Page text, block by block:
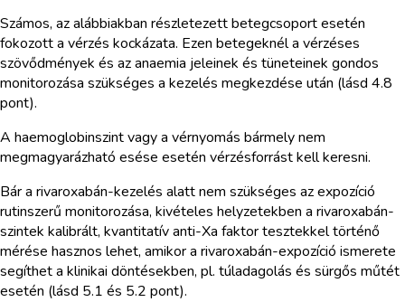
Számos, az alábbiakban részletezett betegcsoport esetén
fokozott a vérzés kockázata. Ezen betegeknél a vérzéses
szövődmények és az anaemia jeleinek és tüneteinek gondos
monitorozása szükséges a kezelés megkezdése után (lásd 4.8
pont).
A haemoglobinszint vagy a vérnyomás bármely nem
megmagyarázható esése esetén vérzésforrást kell keresni.
Bár a rivaroxabán-kezelés alatt nem szükséges az expozíció
rutinszerű monitorozása, kivételes helyzetekben a rivaroxabán-
szintek kalibrált, kvantitatív anti-Xa faktor tesztekkel történő
mérése hasznos lehet, amikor a rivaroxabán-expozíció ismerete
segíthet a klinikai döntésekben, pl. túladagolás és sürgős műtét
esetén (lásd 5.1 és 5.2 pont).